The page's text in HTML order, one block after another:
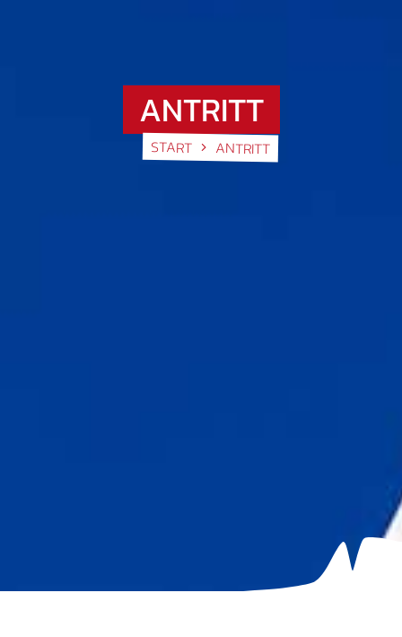
ANTRITT
START ANTRITT